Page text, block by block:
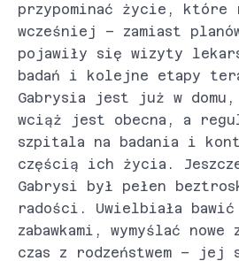
przypominać życie, które
wcześniej – zamiast
pojawiły się wizyty
badań i kolejne etapy
Gabrysia jest już w domu,
wciąż jest obecna, a
szpitala na badania i
częścią ich życia.
Gabrysi był pełen
radości. Uwielbiała
zabawkami, wymyślać nowe
czas z rodzeństwem – jej